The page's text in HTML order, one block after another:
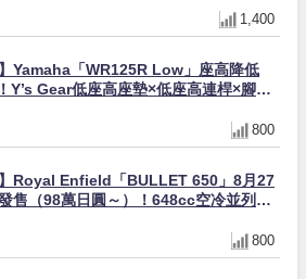
1,400
】Yamaha「WR125R Low」座高降低
Y’s Gear低座高座墊×低座高連桿×腳踏
800
】Royal Enfield「BULLET 650」8月27
售（98萬日圓～）！648cc空冷並列雙
800